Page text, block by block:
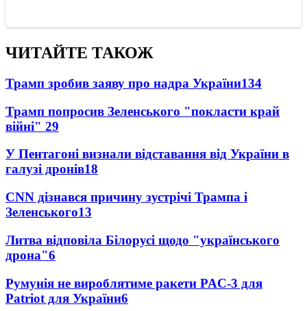
ЧИТАЙТЕ ТАКОЖ
Трамп зробив заяву про надра України134
Трамп попросив Зеленського "покласти край
війні" 29
У Пентагоні визнали відставання від України в
галузі дронів18
CNN дізнався причину зустрічі Трампа і
Зеленського13
Литва відповіла Білорусі щодо "українського
дрона"6
Румунія не вироблятиме ракети PAC-3 для
Patriot для України6